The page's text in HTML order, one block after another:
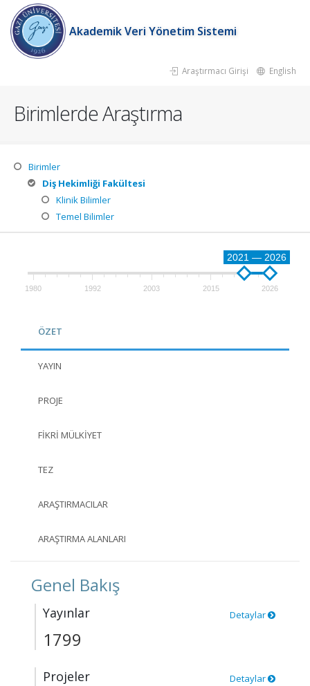
Akademik Veri Yönetim Sistemi
Araştırmacı Girişi English
Birimlerde Araştırma
Birimler
Diş Hekimliği Fakültesi
Klinik Bilimler
Temel Bilimler
2021 — 2026
1980 1992 2003 2015 2026
ÖZET
YAYIN
PROJE
FIKRI MÜLKIYET
TEZ
ARAŞTIRMACILAR
ARAŞTIRMA ALANLARI
Genel Bakış
Yayınlar Detaylar
1799
Projeler Detaylar